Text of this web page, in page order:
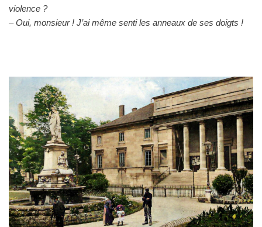
violence ?
– Oui, monsieur ! J’ai même senti les anneaux de ses doigts !